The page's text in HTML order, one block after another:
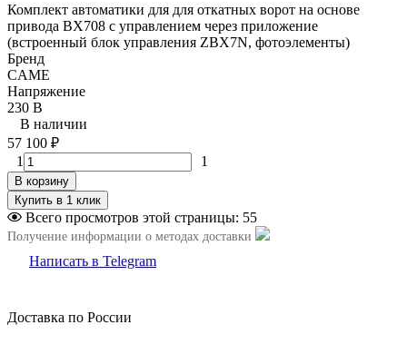
Комплект автоматики для для откатных ворот на основе
привода BX708 с управлением через приложение
(встроенный блок управления ZBX7N, фотоэлементы)
Бренд
CAME
Напряжение
230 В
В наличии
57 100 ₽
1
1
В корзину
Всего просмотров этой страницы: 55
Получение информации о методах доставки
Написать в Telegram
Доставка по России